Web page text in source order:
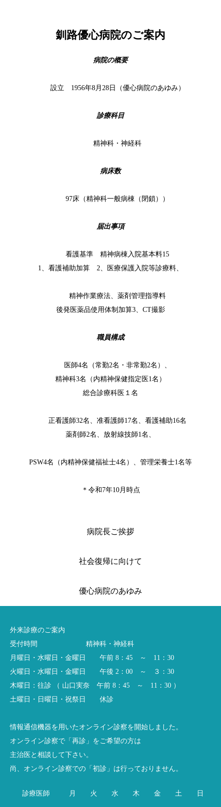
釧路優心病院のご案内
病院の概要
設立 1956年8月28日（優心病院のあゆみ）
診療科目
精神科・神経科
病床数
97床（精神科一般病棟（閉鎖））
届出事項
看護基準 精神病棟入院基本料15
1、看護補助加算 2、医療保護入院等診療料、
精神作業療法、薬剤管理指導料
後発医薬品使用体制加算3、CT撮影
職員構成
医師4名（常勤2名・非常勤2名）、
精神科3名（内精神保健指定医1名）
総合診療科医１名
正看護師32名、准看護師17名、看護補助16名
薬剤師2名、放射線技師1名、
PSW4名（内精神保健福祉士4名）、管理栄養士1名等
＊令和7年10月時点
病院長ご挨拶
社会復帰に向けて
優心病院のあゆみ
外来診療のご案内
受付時間 精神科・神経科
月曜日・水曜日・金曜日 午前 8：45 ～ 11：30
火曜日・水曜日・金曜日 午後 2：00 ～ ３：30
木曜日：往診 （ 山口実奈 午前 8：45 ～ 11：30 ）
土曜日・日曜日・祝祭日 休診
情報通信機器を用いたオンライン診察を開始しました。
オンライン診察で「再診」をご希望の方は
主治医と相談して下さい。
尚、オンライン診察での「初診」は行っておりません。
診療医師 月 火 水 木 金 土 日